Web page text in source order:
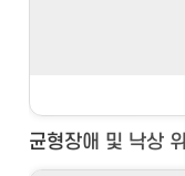
균형장애 및 낙상